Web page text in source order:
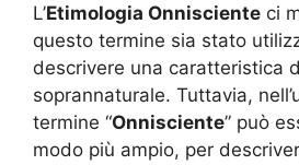
L’Etimologia Onnisciente ci
questo termine sia stato
descrivere una caratteristica
soprannaturale. Tuttavia,
termine “Onnisciente” può
modo più ampio, per